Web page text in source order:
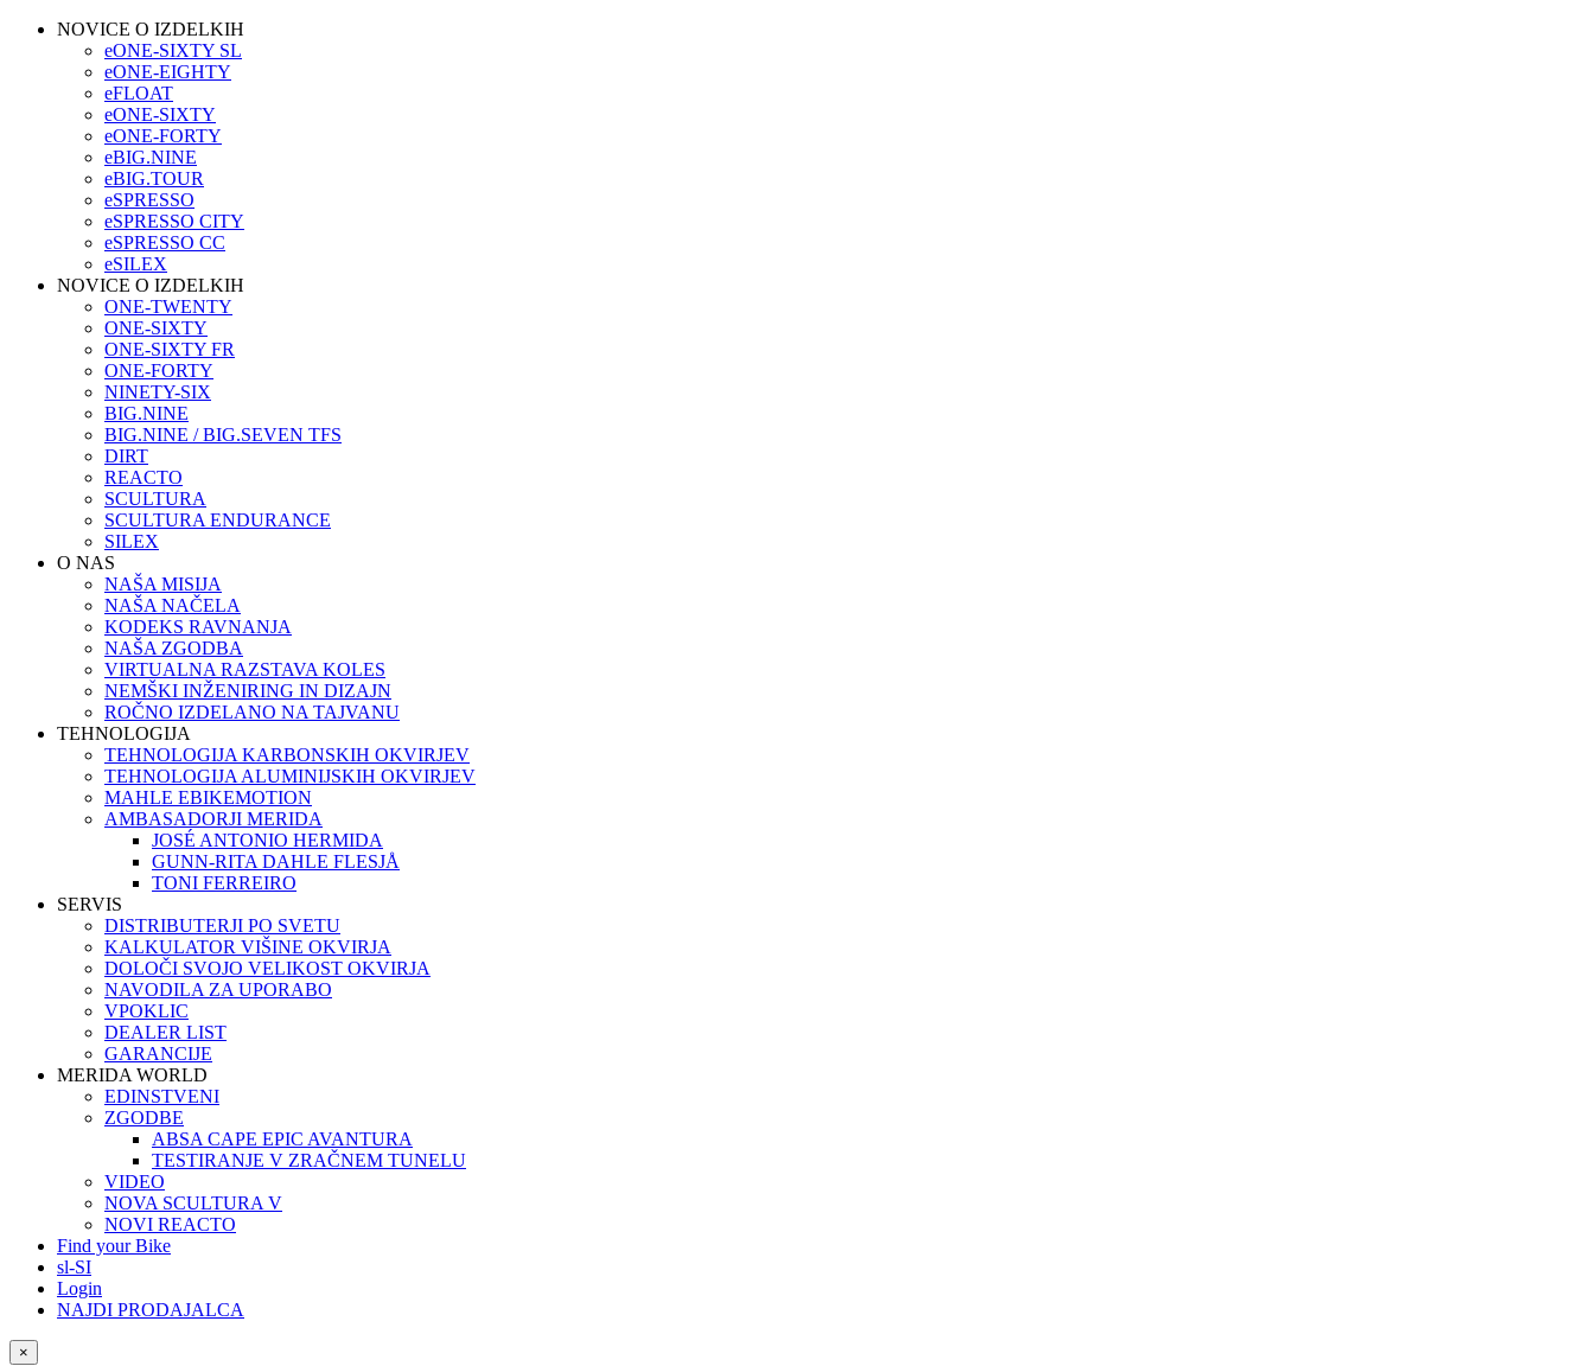
NOVICE O IZDELKIH
eONE-SIXTY SL
eONE-EIGHTY
eFLOAT
eONE-SIXTY
eONE-FORTY
eBIG.NINE
eBIG.TOUR
eSPRESSO
eSPRESSO CITY
eSPRESSO CC
eSILEX
NOVICE O IZDELKIH
ONE-TWENTY
ONE-SIXTY
ONE-SIXTY FR
ONE-FORTY
NINETY-SIX
BIG.NINE
BIG.NINE / BIG.SEVEN TFS
DIRT
REACTO
SCULTURA
SCULTURA ENDURANCE
SILEX
O NAS
NAŠA MISIJA
NAŠA NAČELA
KODEKS RAVNANJA
NAŠA ZGODBA
VIRTUALNA RAZSTAVA KOLES
NEMŠKI INŽENIRING IN DIZAJN
ROČNO IZDELANO NA TAJVANU
TEHNOLOGIJA
TEHNOLOGIJA KARBONSKIH OKVIRJEV
TEHNOLOGIJA ALUMINIJSKIH OKVIRJEV
MAHLE EBIKEMOTION
AMBASADORJI MERIDA
JOSÉ ANTONIO HERMIDA
GUNN-RITA DAHLE FLESJÅ
TONI FERREIRO
SERVIS
DISTRIBUTERJI PO SVETU
KALKULATOR VIŠINE OKVIRJA
DOLOČI SVOJO VELIKOST OKVIRJA
NAVODILA ZA UPORABO
VPOKLIC
DEALER LIST
GARANCIJE
MERIDA WORLD
EDINSTVENI
ZGODBE
ABSA CAPE EPIC AVANTURA
TESTIRANJE V ZRAČNEM TUNELU
VIDEO
NOVA SCULTURA V
NOVI REACTO
Find your Bike
sl-SI
Login
NAJDI PRODAJALCA
×